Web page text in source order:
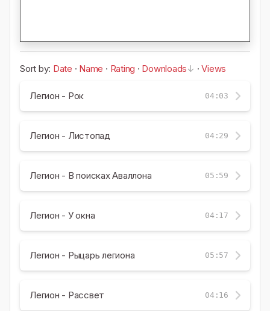
Sort by: Date · Name · Rating · Downloads ·Views
Легион - Рок 04:03
Легион - Листопад 04:29
Легион - В поисках Аваллона 05:59
Легион - У окна 04:17
Легион - Рыцарь легиона 05:57
Легион - Рассвет 04:16